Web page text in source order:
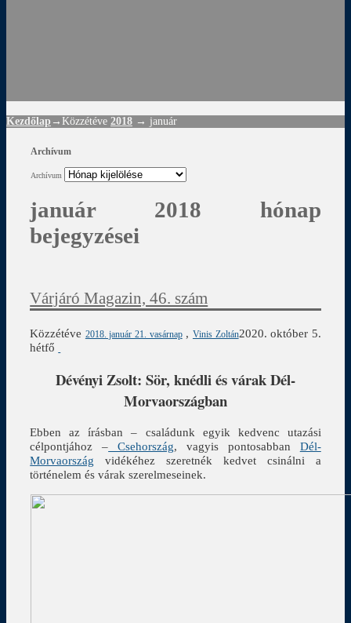
Kezdőlap →Közzétéve 2018 → január
Archívum
Archívum
január 2018 hónap
bejegyzései
Várjáró Magazin, 46. szám
Közzétéve 2018. január 21. vasárnap , Vinis Zoltán2020. október 5.
hétfő
Dévényi Zsolt: Sör, knédli és várak Dél-
Morvaországban
Ebben az írásban – családunk egyik kedvenc utazási
célpontjához – Csehország, vagyis pontosabban Dél-
Morvaország vidékéhez szeretnék kedvet csinálni a
történelem és várak szerelmeseinek.